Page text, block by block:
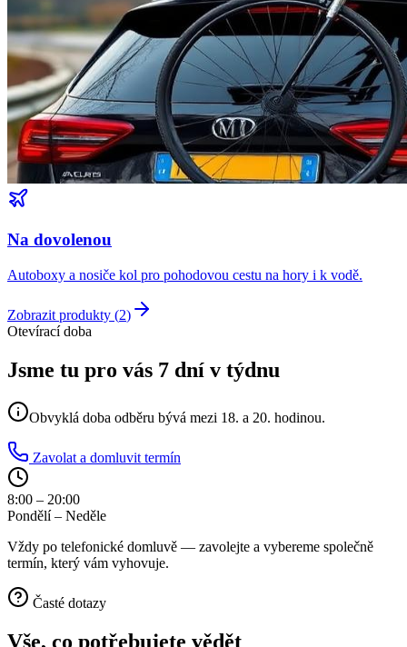
Na dovolenou
Autoboxy a nosiče kol pro pohodovou cestu na hory i k vodě.
Zobrazit produkty (2)
Otevírací doba
Jsme tu pro vás 7 dní v týdnu
Obvyklá doba odběru bývá mezi 18. a 20. hodinou.
Zavolat a domluvit termín
8:00 – 20:00
Pondělí – Neděle
Vždy po telefonické domluvě — zavolejte a vybereme společně
termín, který vám vyhovuje.
Časté dotazy
Vše, co potřebujete vědět